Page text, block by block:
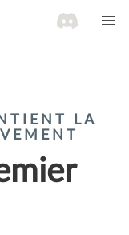
LA